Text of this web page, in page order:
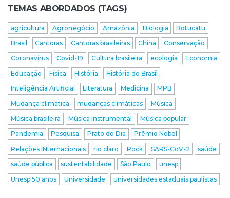
TEMAS ABORDADOS (TAGS)
agricultura Agronegócio Amazônia Biologia
Botucatu
Brasil
Cantoras Cantoras brasileiras China
Conservação
Coronavírus
Covid-19 Cultura brasileira ecologia
Economia
Educação
Física História
História do Brasil
Inteligência Artificial
Literatura Medicina
MPB
Mudança climática
mudanças climáticas
Música
Música brasileira
Música instrumental
Música popular
Pandemia
Pesquisa Prato do Dia
Prêmio Nobel
Relações INternacionais
rio claro Rock SARS-CoV-2
saúde
saúde pública
sustentabilidade São Paulo
unesp
Unesp 50 anos
Universidade universidades estaduais paulistas